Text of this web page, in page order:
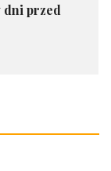
dni przed